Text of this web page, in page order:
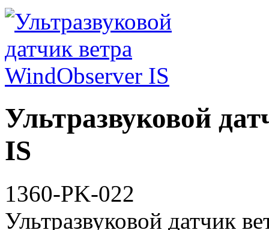
Ультразвуковой
IS
1360-PK-022
Ультразвуковой датчик